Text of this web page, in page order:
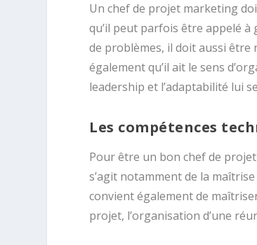
Un chef de projet marketing
qu’il peut parfois être appelé à
de problèmes, il doit aussi être
également qu’il ait le sens
leadership et l’adaptabilité lui
Les compétences
Pour être un bon chef de
s’agit notamment de la
convient également de
projet, l’organisation d’une